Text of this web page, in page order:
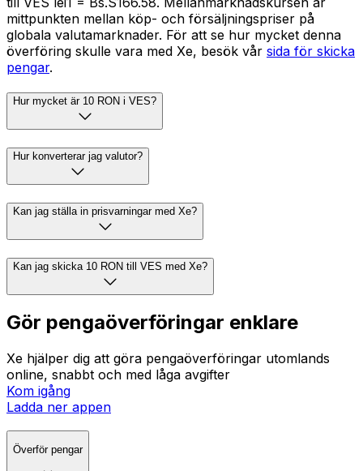
mittpunkten mellan köp- och försäljningspriser på
globala valutamarknader. För att se hur mycket denna
överföring skulle vara med Xe, besök vår sida för skicka
pengar.
Hur mycket är 10 RON i VES?
Hur konverterar jag valutor?
Kan jag ställa in prisvarningar med Xe?
Kan jag skicka 10 RON till VES med Xe?
Gör pengaöverföringar enklare
Xe hjälper dig att göra pengaöverföringar utomlands
online, snabbt och med låga avgifter
Kom igång
Ladda ner appen
Överför pengar